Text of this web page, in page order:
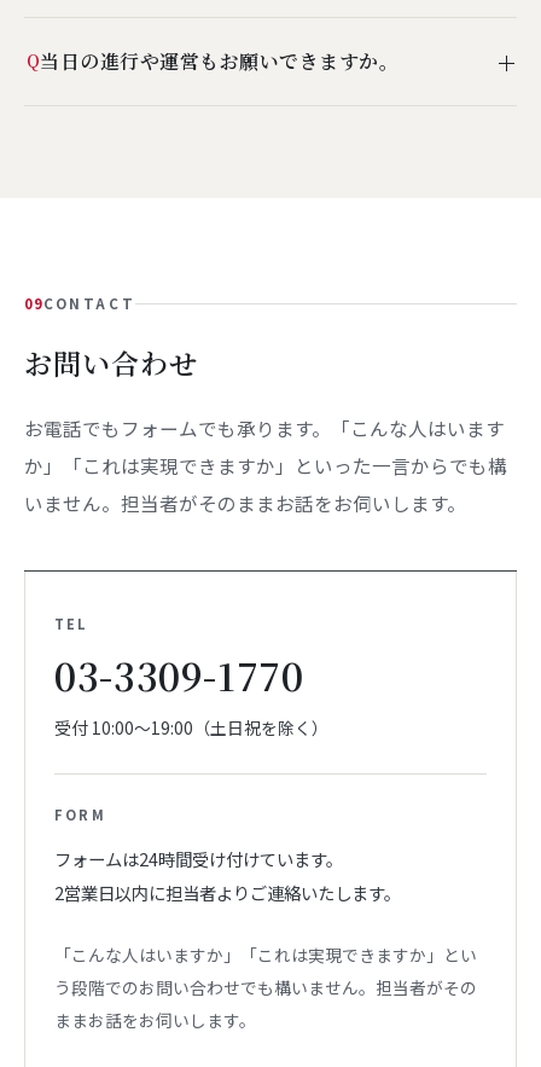
ただいています。
Q当日の進行や運営もお願いできますか。
09CONTACT
お問い合わせ
お電話でもフォームでも承ります。「こんな人はいます
か」「これは実現できますか」といった一言からでも構
いません。担当者がそのままお話をお伺いします。
TEL
03-3309-1770
受付 10:00〜19:00（土日祝を除く）
FORM
フォームは24時間受け付けています。
2営業日以内に担当者よりご連絡いたします。
「こんな人はいますか」「これは実現できますか」とい
う段階でのお問い合わせでも構いません。担当者がその
ままお話をお伺いします。